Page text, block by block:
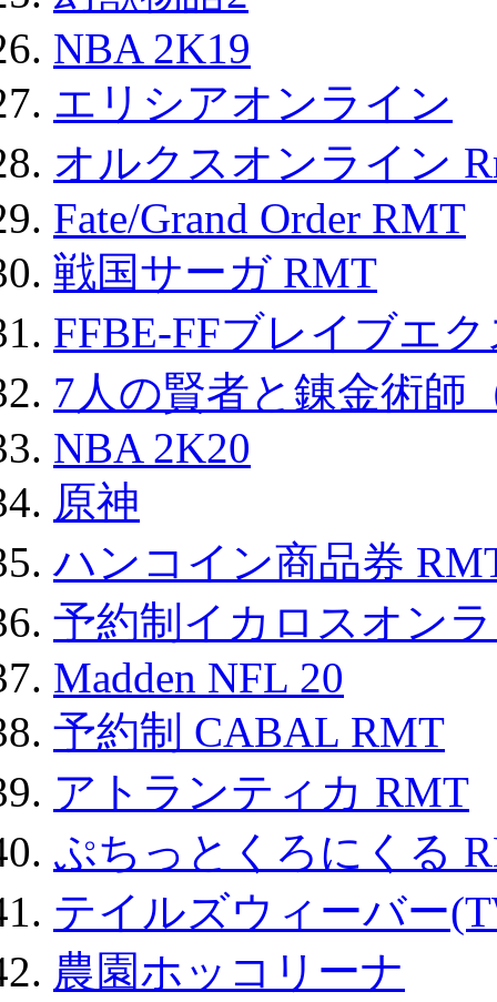
NBA 2K19
エリシアオンライン
オルクスオンライン
Fate/Grand Order RMT
戦国サーガ RMT
FFBE-FFブレイブエ
7人の賢者と錬金術師
NBA 2K20
原神
ハンコイン商品券
予約制イカロスオン
Madden NFL 20
予約制 CABAL RMT
アトランティカ RMT
ぷちっとくろにくる
テイルズウィーバー
農園ホッコリーナ